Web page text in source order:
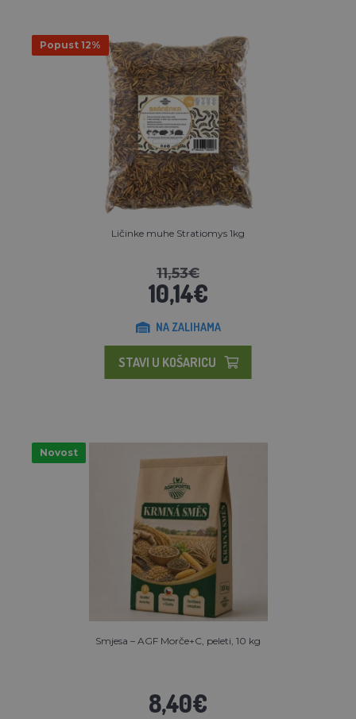
Popust 12%
Ličinke muhe Stratiomys 1kg
11,53€
10,14€
NA ZALIHAMA
STAVI U KOŠARICU
Novost
Smjesa – AGF Morče+C, peleti, 10 kg
8,40€